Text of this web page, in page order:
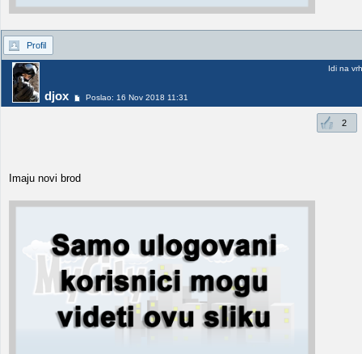
Profil
djox Poslao: 16 Nov 2018 11:31
Idi na vrh
2
Imaju novi brod